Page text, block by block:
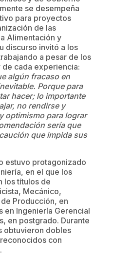
se desempeña
para proyectos
de las
Alimentación y
discurso invitó a los
a pesar de los
cada experiencia:
algún fracaso en
Porque para
hacer; lo importante
no rendirse y
optimismo para lograr
sería que
que impida sus
estuvo protagonizado
en el que los
los títulos de
Mecánico,
Producción, en
en Ingeniería Gerencial
en postgrado. Durante
obtuvieron dobles
con